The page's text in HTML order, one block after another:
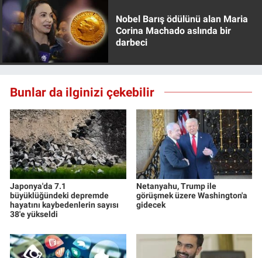
Nobel Barış ödülünü alan Maria
Corina Machado aslında bir
darbeci
Bunlar da ilginizi çekebilir
Japonya'da 7.1
büyüklüğündeki depremde
hayatını kaybedenlerin sayısı
38'e yükseldi
Netanyahu, Trump ile
görüşmek üzere Washington'a
gidecek
Yerel Yaşam
Canlı Yayın